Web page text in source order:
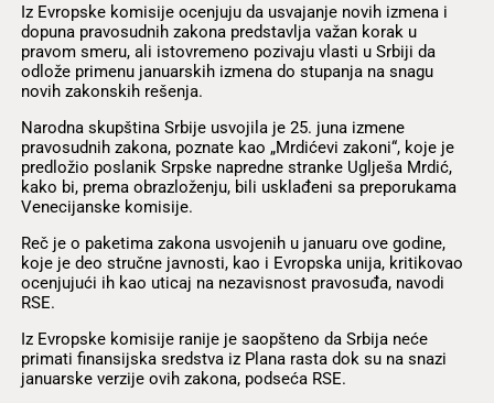
Iz Evropske komisije ocenjuju da usvajanje novih izmena i
dopuna pravosudnih zakona predstavlja važan korak u
pravom smeru, ali istovremeno pozivaju vlasti u Srbiji da
odlože primenu januarskih izmena do stupanja na snagu
novih zakonskih rešenja.
Narodna skupština Srbije usvojila je 25. juna izmene
pravosudnih zakona, poznate kao „Mrdićevi zakoni“, koje je
predložio poslanik Srpske napredne stranke Uglješa Mrdić,
kako bi, prema obrazloženju, bili usklađeni sa preporukama
Venecijanske komisije.
Reč je o paketima zakona usvojenih u januaru ove godine,
koje je deo stručne javnosti, kao i Evropska unija, kritikovao
ocenjujući ih kao uticaj na nezavisnost pravosuđa, navodi
RSE.
Iz Evropske komisije ranije je saopšteno da Srbija neće
primati finansijska sredstva iz Plana rasta dok su na snazi
januarske verzije ovih zakona, podseća RSE.